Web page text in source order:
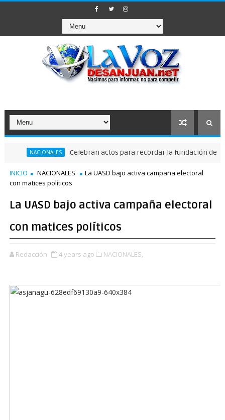
Celebran actos para recordar la fundación de Santo
INICIO NACIONALES
La UASD bajo activa campaña electoral
con matices políticos
La UASD bajo activa campaña electoral
con matices políticos
Redacción 4 years ago NACIONALES,